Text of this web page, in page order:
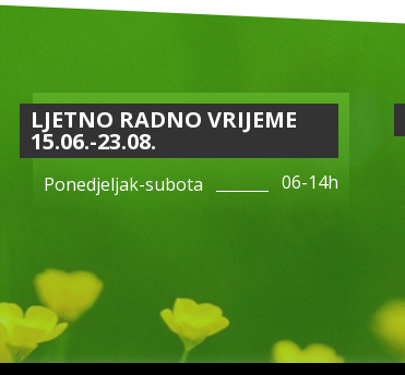
LJETNO RADNO VRIJEME
15.06.-23.08.
Ponedjeljak-subota 06-14h